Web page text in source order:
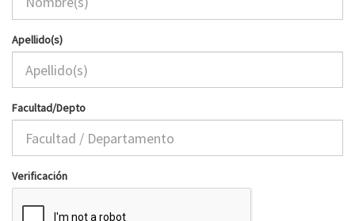
Apellido(s)
Facultad/Depto
Verificación